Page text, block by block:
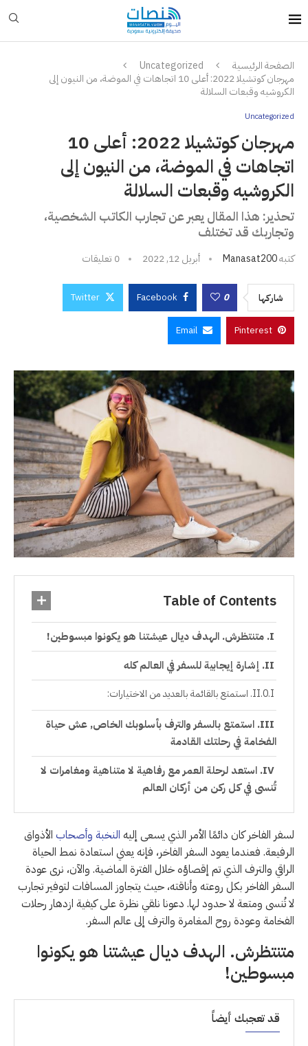
الصفحة الرئيسية
Uncategorized
مهرجان كوتشيلا 2022: أعلى 10 اتجاهات في الموضة، من النيون إلى
الكروشيه وقبعات السلالة
Uncategorized
مهرجان كوتشيلا 2022: أعلى 10
اتجاهات في الموضة، من النيون إلى
الكروشيه وقبعات السلالة
تحذير: هذا المقال يعبر عن تجارب الكاتب الشخصية،
وتجاربك قد تختلف
كتبهManasat200 أبريل 12, 2022 0 تعليقات
شاركها 0
Facebook
Twitter
Pinterest
Email
Table of Contents
متنتظرش. الهدف ديال عيشتنا هو يكونوا مبسوطين!
إشارة إيجابية للسفر في العالم كله
استمتع بالقائمة بالعديد من الاختيارات:
استمتع بالسفر والترف بأسلوبك الخاص, عش حياة
الفخامة في رحلتك القادمة
استعد لرحلة العمر مع رفاهية لا متناهية ومغامرات لا
تُنسى في كل ركن من أركان العالم
لسفر الفاخر كان دائمًا الأمر الذي يسعى إليه النخبة وأصحاب الأذواق
الرفيعة. فعندما يعود السفر الفاخر، فإنه يعني استعادة نمط الحياة
الراقي والترف الذي تم إقصاؤه خلال الفترة الماضية. والآن، نرى عودة
السفر الفاخر بكل روعته وأناقته، حيث يتجاوز المسافات لتوفير تجارب
لا تُنسى ومتعة لا حدود لها. دعونا نلقي نظرة على كيفية ازدهار رحلات
الفخامة وعودة روح المغامرة والترف إلى عالم السفر.
متنتظرش. الهدف ديال عيشتنا هو يكونوا
مبسوطين!
قد تعجبك أيضاً